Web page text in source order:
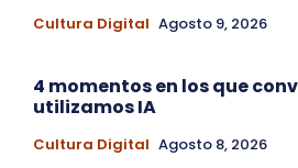
Cultura Digital Agosto 9, 2026
4 momentos en los que
utilizamos IA
Cultura Digital Agosto 8, 2026